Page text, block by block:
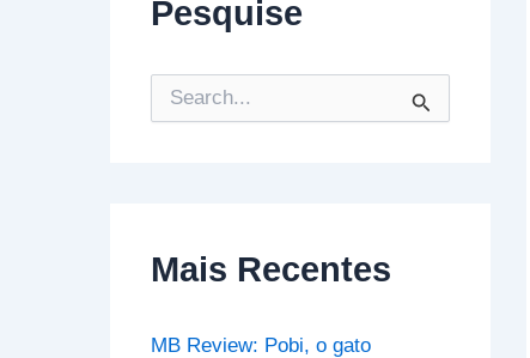
Pesquise
e
a
o
Mais Recentes
MB Review: Pobi, o gato